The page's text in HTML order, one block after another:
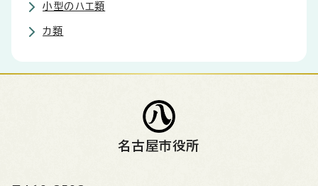
小型のハエ類
カ類
名古屋市役所